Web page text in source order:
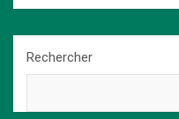
Rechercher